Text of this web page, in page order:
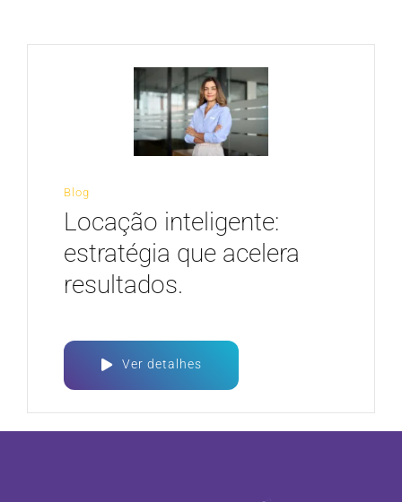
Blog
Locação inteligente:
estratégia que acelera
resultados.
Ver detalhes